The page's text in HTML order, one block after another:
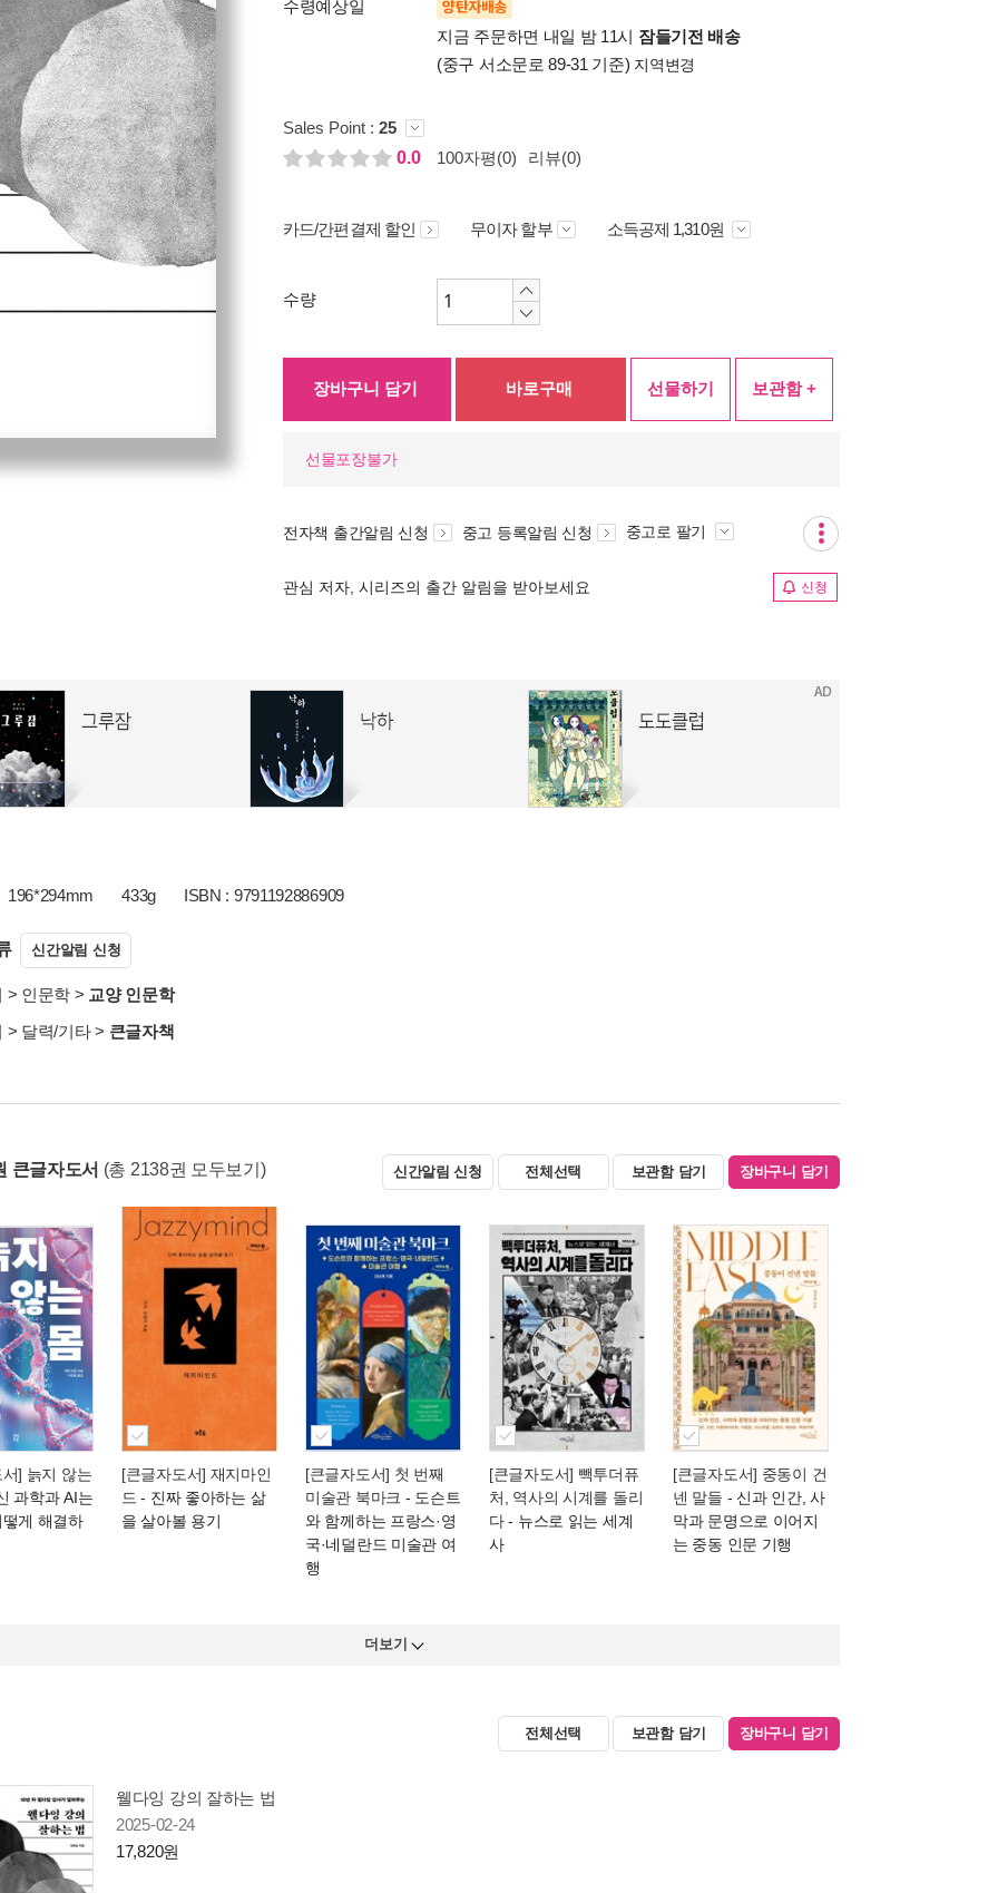
수령예상일 양탄자배송
지금 주문하면 내일 밤 11시 잠들기전 배송
(중구 서소문로 89-31 기준) 지역변경
Sales Point : 25
0.0
100자평(0) 리뷰(0)
카드/간편결제 할인 무이자 할부 소득공제 1,310원
수량
장바구니 담기 바로구매 선물하기 보관함 +
선물포장불가
전자책 출간알림 신청 중고 등록알림 신청 중고로 팔기
관심 저자, 시리즈의 출간 알림을 받아보세요 신청
196*294mm 433g ISBN : 9791192886909
신간알림 신청
> 인문학 > 교양 인문학
> 달력/기타> 큰글자책
큰글자도서 (총 2138권 모두보기) 신간알림 신청 전체선택 보관함 담기 장바구니 담기
] 늙지 않는
과학과 AI는
게 해결하
[큰글자도서] 재지마인
드 - 진짜 좋아하는 삶
을 살아볼 용기
[큰글자도서] 첫 번째
미술관 북마크 - 도슨트
와 함께하는 프랑스·영
국·네덜란드 미술관 여
행
[큰글자도서] 빽투더퓨
처, 역사의 시계를 돌리
다- 뉴스로 읽는 세계
사
[큰글자도서] 중동이 건
넨 말들 - 신과 인간, 사
막과 문명으로 이어지
는 중동 인문 기행
더보기
전체선택 보관함 담기 장바구니 담기
웰다잉 강의 잘하는 법
2025-02-24
17,820원